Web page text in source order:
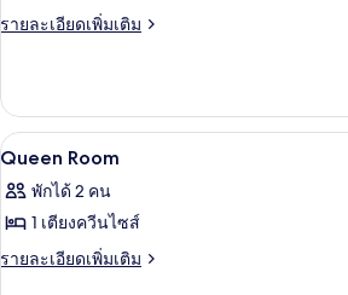
ของ
Hi-
Floor
รายละเอียดเพิ่มเติม
ราย
เกี่ยว
กับ
Queen
Hi-
Floor
เปิด
ภาพถ่าย
ทั้งหมด
ของ
ผ้าปูที่นอ
10
Queen Room
พักได้ 2 คน
1 เตียงควีนไซส์
รายละเอียดเพิ่มเติม
ราย